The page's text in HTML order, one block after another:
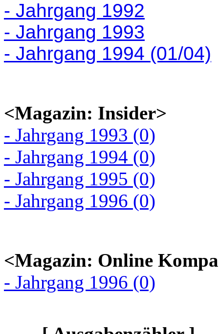
- Jahrgang 1992
- Jahrgang 1993
- Jahrgang 1994 (01/04)
<Magazin: Insider>
- Jahrgang 1993 (0)
- Jahrgang 1994 (0)
- Jahrgang 1995 (0)
- Jahrgang 1996 (0)
<Magazin: Online
- Jahrgang 1996 (0)